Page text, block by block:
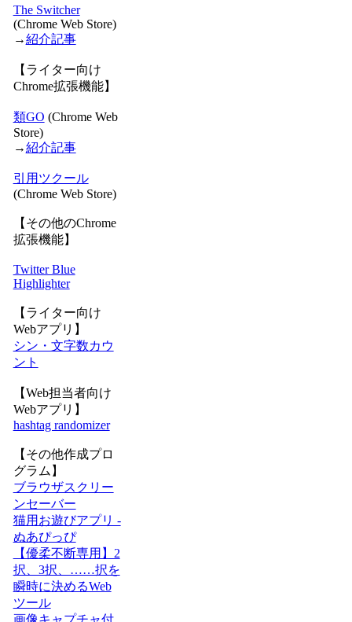
The Switcher
(Chrome Web Store)
→紹介記事
【ライター向け
Chrome拡張機能】
類GO (Chrome Web
Store)
→紹介記事
引用ツクール
(Chrome Web Store)
【その他のChrome
拡張機能】
Twitter Blue
Highlighter
【ライター向け
Webアプリ】
シン・文字数カウ
ント
【Web担当者向け
Webアプリ】
hashtag randomizer
【その他作成プロ
グラム】
ブラウザスクリー
ンセーバー
猫用お遊びアプリ -
ぬあぴっぴ
【優柔不断専用】2
択、3択、……択を
瞬時に決めるWeb
ツール
画像キャプチャ付